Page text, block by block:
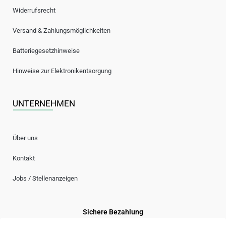
Marke: CHRISCK design
Durchmesser Oberfläche: Ø 22 mm
Einbautiefe: ca. 35 mm
Lebensdauer: 1.000.000 Zyklen
Schutzklasse: IP67 (staub- und wasserdicht)
und in kürzester Zeit möglich. Für die Installation muss der Taster
installiert werden. Achte lediglich darauf, dass Dir zwei Zuleitungen
Widerrufsrecht
Versand & Zahlungsmöglichkeiten
Batteriegesetzhinweise
Hinweise zur Elektronikentsorgung
UNTERNEHMEN
Über uns
Kontakt
Jobs / Stellenanzeigen
Sichere Bezahlung